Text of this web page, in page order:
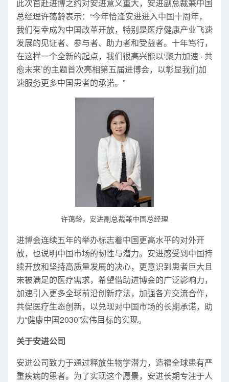
此次首赴进博之约对安进意义重大，安进副总裁兼中国
总经理许蔼龄表示：“今年恰逢安进进入中国十周年，
我们有幸成为中国改革开放，特别是医疗健康产业飞速
发展的见证者、参与者、助力者和受益者。十年笃行，
在这样一个全新的起点，我们很高兴能以‘聚力加速 · 共
愈未来’的主题首次亮相第五届进博会，以彰显我们加
速服务更多中国患者的承诺。”
许蔼龄，安进副总裁兼中国总经理
进博会连续五年的举办标志着中国更高水平的对外开
放，也说明中国市场的韧性与潜力。安进感受到中国持
续开放和坚持高质量发展的决心，更意识到患者巨大且
未被满足的医疗需求，希望借助进博会的广泛影响力，
加速引入更多全球前沿创新疗法，加强各方交流合作，
共促医疗生态创新，以兑现对中国市场的长期承诺，助
力“健康中国2030”宏伟目标的实现。
关于安进公司
安进公司致力于通过释放生物学潜力，造福全球患有严
重疾病的患者。为了实现这个愿景，安进长期专注于人